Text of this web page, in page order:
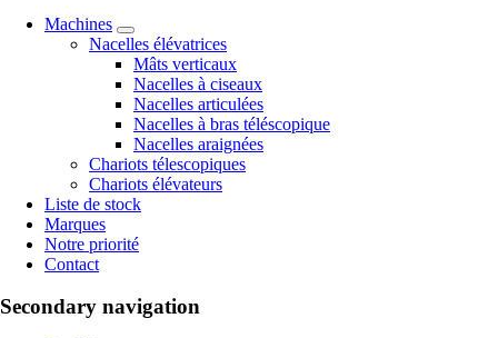
Machines
Nacelles élévatrices
Mâts verticaux
Nacelles à ciseaux
Nacelles articulées
Nacelles à bras téléscopique
Nacelles araignées
Chariots télescopiques
Chariots élévateurs
Liste de stock
Marques
Notre priorité
Contact
Secondary navigation